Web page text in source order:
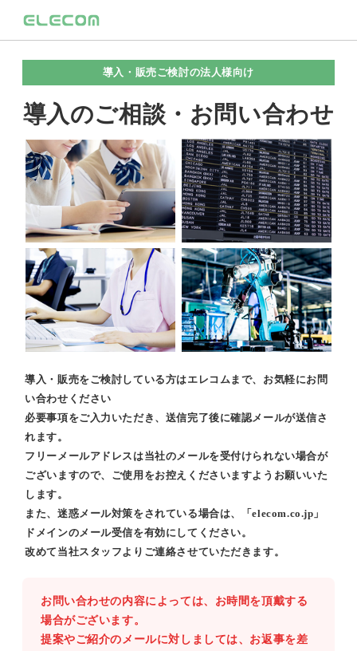
導入・販売ご検討の法人様向け
導入のご相談・お問い合わせ
導入・販売をご検討している方はエレコムまで、お気軽にお問
い合わせください
必要事項をご入力いただき、送信完了後に確認メールが送信さ
れます。
フリーメールアドレスは当社のメールを受付けられない場合が
ございますので、ご使用をお控えくださいますようお願いいた
します。
また、迷惑メール対策をされている場合は、「elecom.co.jp」
ドメインのメール受信を有効にしてください。
改めて当社スタッフよりご連絡させていただきます。
お問い合わせの内容によっては、お時間を頂戴する
場合がございます。
提案やご紹介のメールに対しましては、お返事を差